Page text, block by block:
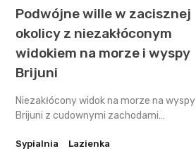
Podwójne wille w zacisznej
okolicy z niezakłóconym
widokiem na morze i wyspy
Brijuni
Niezakłócony widok na morze na wyspy
Brijuni z cudownymi zachodami…
Sypialnia
Lazienka